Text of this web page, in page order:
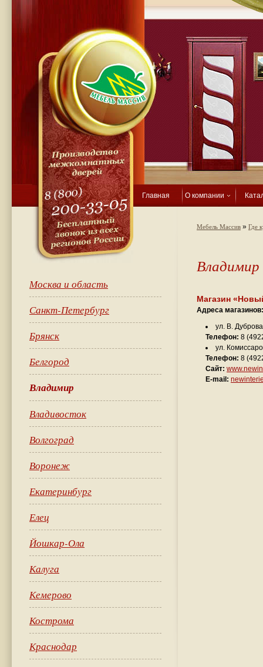
Главная О компании
Москва и область
Санкт-Петербург
Брянск
Белгород
Владимир
Владивосток
Волгоград
Воронеж
Екатеринбург
Елец
Йошкар-Ола
Калуга
Кемерово
Кострома
Краснодар
Мебель Массив » Где
Владимир
Магазин «
Адреса магазинов:
ул. В.
Телефон: 8
ул.
Телефон: 8
Сайт:
E-mail: